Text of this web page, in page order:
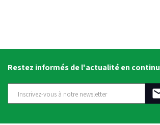
Restez informés de l'actualité en continu